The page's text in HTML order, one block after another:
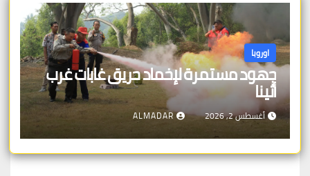
اوروبا
جهود مستمرة لإخماد حريق غابات غرب
أثينا
أغسطس 2, 2026 ALMADAR